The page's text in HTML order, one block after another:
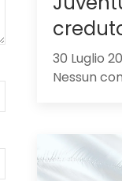
30 Luglio
Nessun